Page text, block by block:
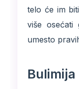
telo će im
više osećati
umesto